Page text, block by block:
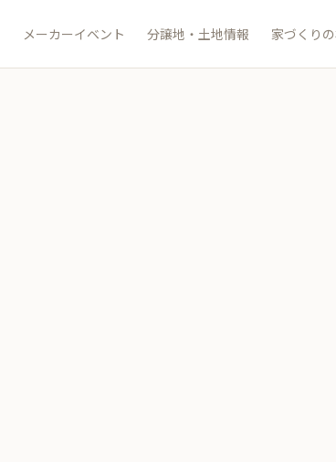
メーカーイベント 分譲地・土地情報 家づくり